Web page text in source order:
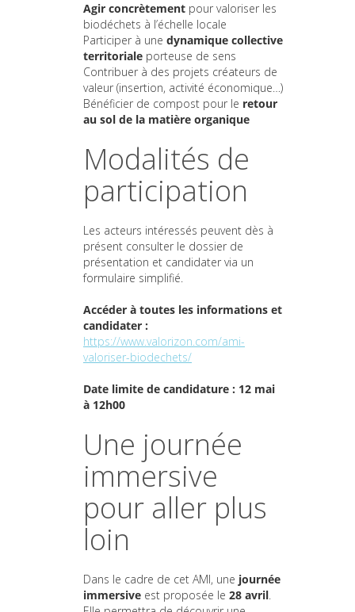
Agir concrètement pour valoriser les
biodéchets à l’échelle locale
Participer à une dynamique collective
territoriale porteuse de sens
Contribuer à des projets créateurs de
valeur (insertion, activité économique…)
Bénéficier de compost pour le retour
au sol de la matière organique
Modalités de
participation
Les acteurs intéressés peuvent dès à
présent consulter le dossier de
présentation et candidater via un
formulaire simplifié.
Accéder à toutes les informations et
candidater :
https://www.valorizon.com/ami-
valoriser-biodechets/
Date limite de candidature : 12 mai
à 12h00
Une journée
immersive
pour aller plus
loin
Dans le cadre de cet AMI, une journée
immersive est proposée le 28 avril.